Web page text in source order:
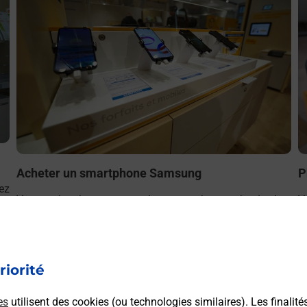
utilisent des cookies (ou technologies similaires). Les
Acheter un smartphone Samsung
Vous recherchez un smartphone pas cher proche de chez